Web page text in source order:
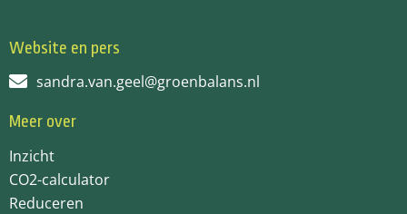
Website en pers
sandra.van.geel@groenbalans.nl
Meer over
Inzicht
CO2-calculator
Reduceren